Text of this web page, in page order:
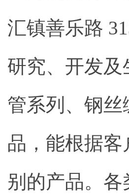
汇镇善乐路
研究、开发
管系列、钢
品，能根据
别的产品。